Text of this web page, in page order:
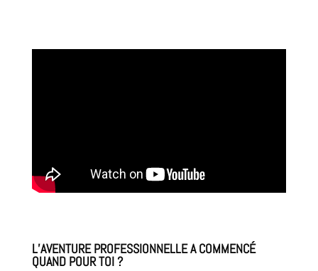
L’AVENTURE PROFESSIONNELLE A COMMENCÉ
QUAND POUR TOI ?